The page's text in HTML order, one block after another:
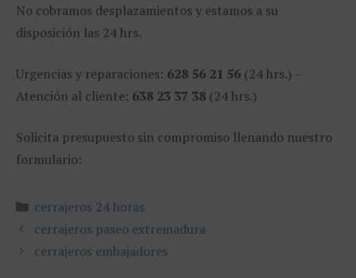
No cobramos desplazamientos y estamos a su
disposición las 24 hrs.
Urgencias y reparaciones: 628 56 21 56 (24 hrs.) –
Atención al cliente: 638 23 37 38 (24 hrs.)
Solicita presupuesto sin compromiso llenando nuestro
formulario:
Categorías
cerrajeros 24 horas
cerrajeros paseo extremadura
cerrajeros embajadores